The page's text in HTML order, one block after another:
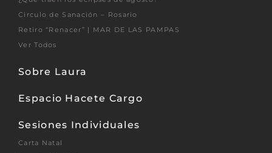
Circulo de Sanación – Rosario
Retiro “Renacer” | MAR DE LAS PAMPAS
Ver Todos
Sobre Laura
Espacio Hacete Cargo
Sesiones Individuales
Carta Natal